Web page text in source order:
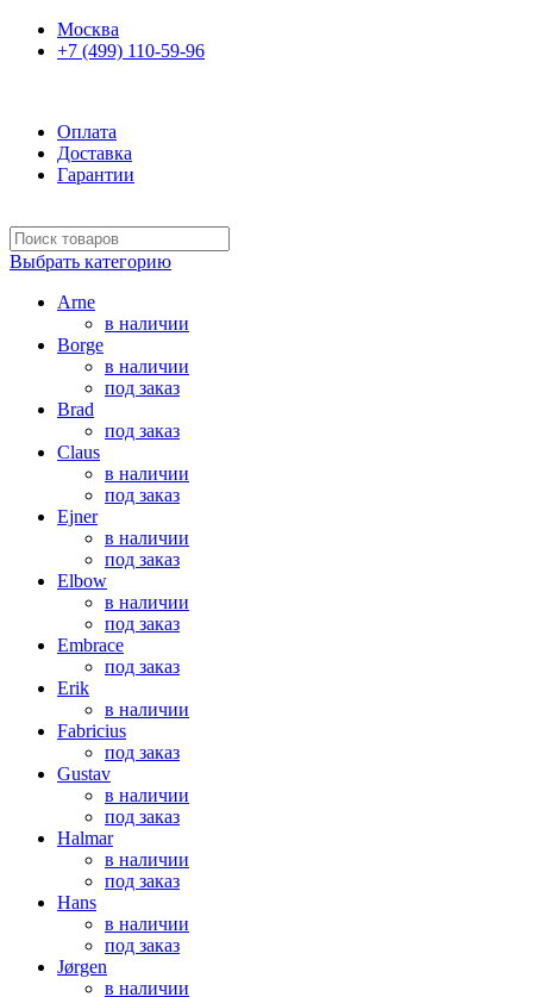
Москва
+7 (499) 110-59-96
Оплата
Доставка
Гарантии
Выбрать категорию
Arne
в наличии
Borge
в наличии
под заказ
Brad
под заказ
Claus
в наличии
под заказ
Ejner
в наличии
под заказ
Elbow
в наличии
под заказ
Embrace
под заказ
Erik
в наличии
Fabricius
под заказ
Gustav
в наличии
под заказ
Halmar
в наличии
под заказ
Hans
в наличии
под заказ
Jørgen
в наличии